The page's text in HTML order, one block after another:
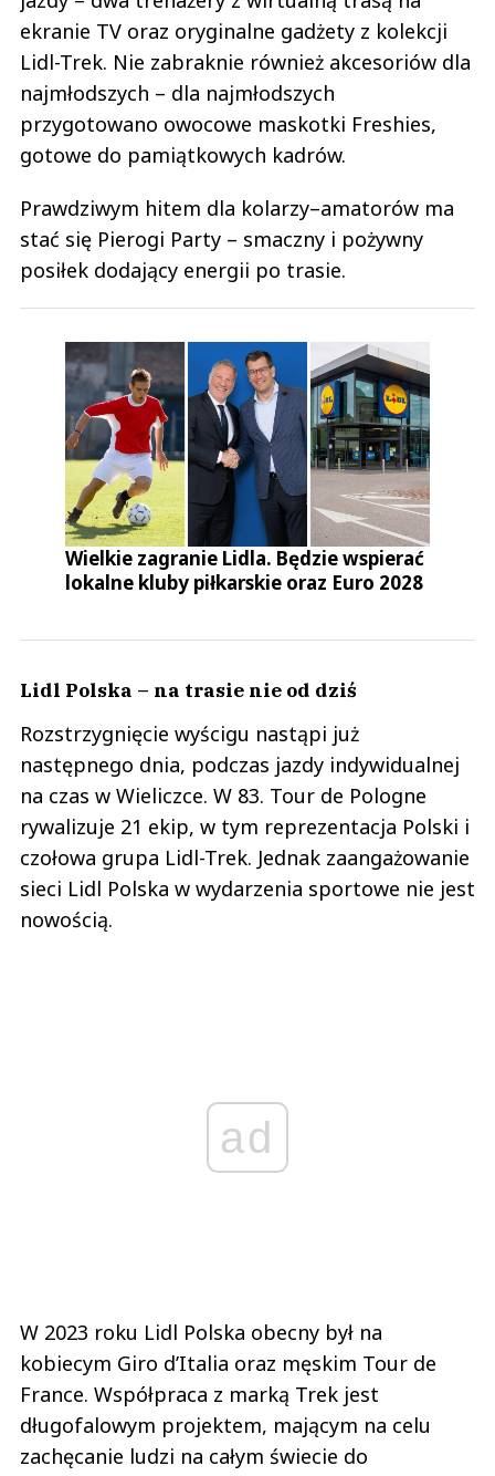
ekranie TV oraz oryginalne gadżety z kolekcji
Lidl-Trek. Nie zabraknie również akcesoriów dla
najmłodszych – dla najmłodszych
przygotowano owocowe maskotki Freshies,
gotowe do pamiątkowych kadrów.
Prawdziwym hitem dla kolarzy–amatorów ma
stać się Pierogi Party – smaczny i pożywny
posiłek dodający energii po trasie.
Wielkie zagranie Lidla. Będzie wspierać
lokalne kluby piłkarskie oraz Euro 2028
Lidl Polska – na trasie nie od dziś
Rozstrzygnięcie wyścigu nastąpi już
następnego dnia, podczas jazdy indywidualnej
na czas w Wieliczce. W 83. Tour de Pologne
rywalizuje 21 ekip, w tym reprezentacja Polski i
czołowa grupa Lidl-Trek. Jednak zaangażowanie
sieci Lidl Polska w wydarzenia sportowe nie jest
nowością.
ad
W 2023 roku Lidl Polska obecny był na
kobiecym Giro d’Italia oraz męskim Tour de
France. Współpraca z marką Trek jest
długofalowym projektem, mającym na celu
zachęcanie ludzi na całym świecie do